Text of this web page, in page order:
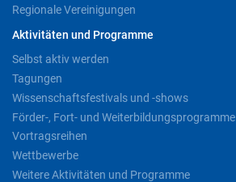
Regionale Vereinigungen
Aktivitäten und Programme
Selbst aktiv werden
Tagungen
Wissenschaftsfestivals und -shows
Förder-, Fort- und Weiterbildungsprogramme
Vortragsreihen
Wettbewerbe
Weitere Aktivitäten und Programme